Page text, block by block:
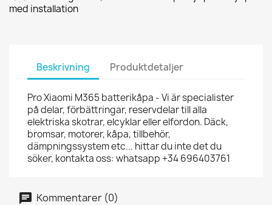
med installation
Beskrivning Produktdetaljer
Pro Xiaomi M365 batterikåpa - Vi är specialister
på delar, förbättringar, reservdelar till alla
elektriska skotrar, elcyklar eller elfordon. Däck,
bromsar, motorer, kåpa, tillbehör,
dämpningssystem etc... hittar du inte det du
söker, kontakta oss: whatsapp +34 696403761
Kommentarer (0)